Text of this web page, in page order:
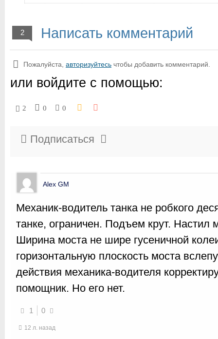
2 Написать комментарий
Пожалуйста, авторизуйтесь чтобы добавить комментарий.
или войдите с помощью:
2 0 0
Подписаться
Alex GM
Механик-водитель танка не робкого
танке, ограничен. Подъем крут.
Ширина моста не шире гусеничной
горизонтальную плоскость моста
действия механика-водителя
помощник. Но его нет.
1 0
12 л. назад